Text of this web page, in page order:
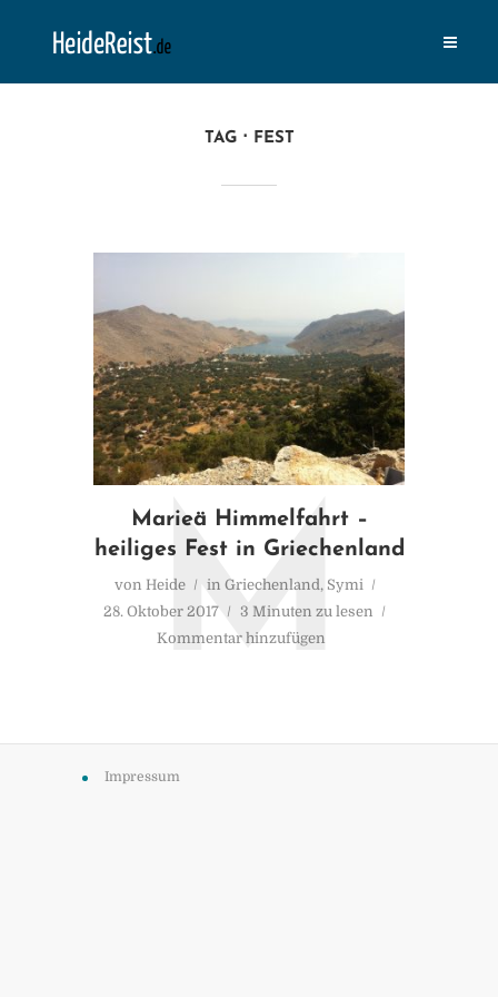
TAG FEST
Marieä Himmelfahrt –
heiliges Fest in Griechenland
von Heide in Griechenland, Symi
28. Oktober 2017
3 Minuten zu lesen
Kommentar hinzufügen
M
Impressum